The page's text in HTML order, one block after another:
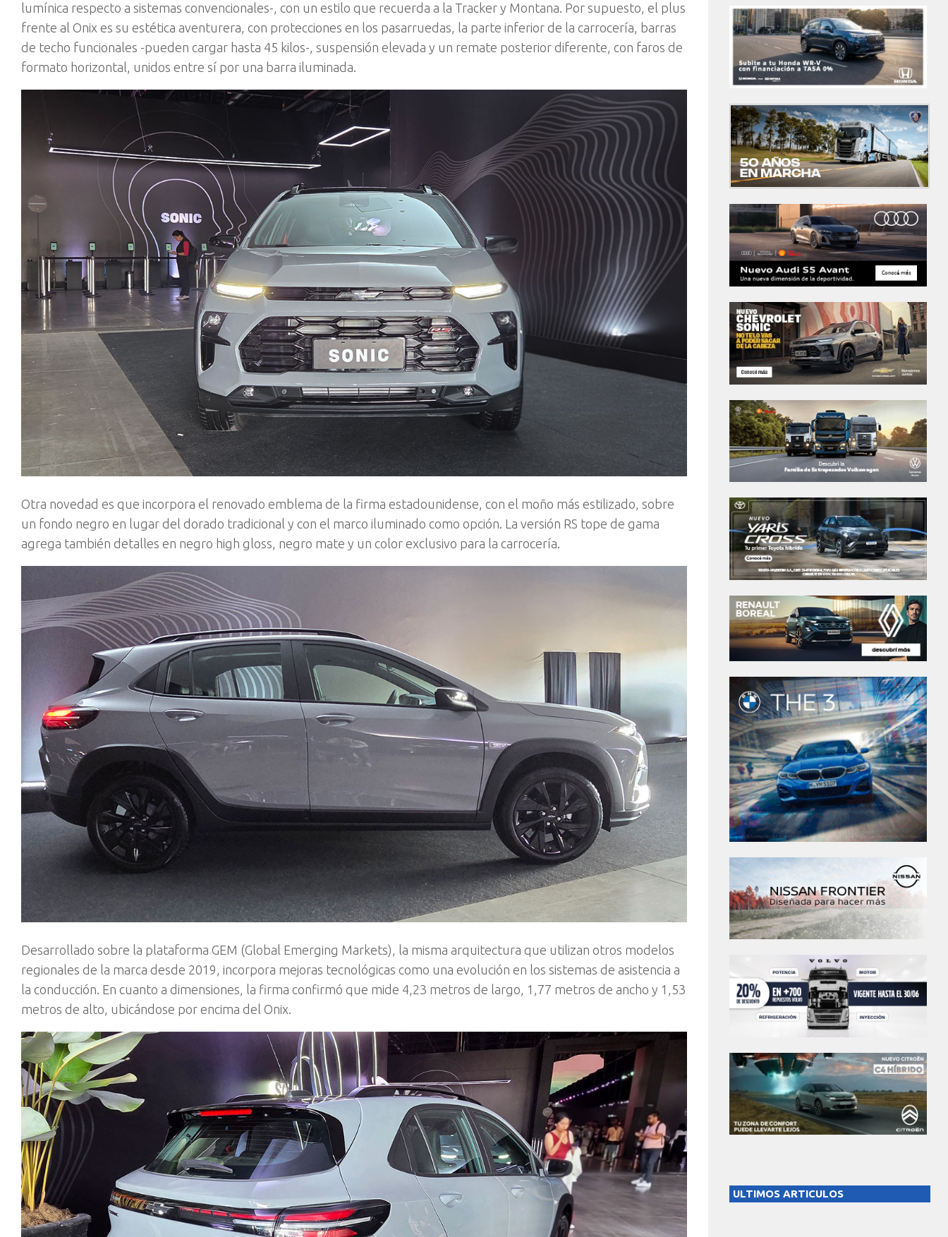
lumínica respecto a sistemas convencionales-, con un estilo que recuerda a la Tracker y Montana. Por supuesto, el plus
frente al Onix es su estética aventurera, con protecciones en los pasarruedas, la parte inferior de la carrocería, barras
de techo funcionales -pueden cargar hasta 45 kilos-, suspensión elevada y un remate posterior diferente, con faros de
formato horizontal, unidos entre sí por una barra iluminada.
Otra novedad es que incorpora el renovado emblema de la firma estadounidense, con el moño más estilizado, sobre
un fondo negro en lugar del dorado tradicional y con el marco iluminado como opción. La versión RS tope de gama
agrega también detalles en negro high gloss, negro mate y un color exclusivo para la carrocería.
Desarrollado sobre la plataforma GEM (Global Emerging Markets), la misma arquitectura que utilizan otros modelos
regionales de la marca desde 2019, incorpora mejoras tecnológicas como una evolución en los sistemas de asistencia a
la conducción. En cuanto a dimensiones, la firma confirmó que mide 4,23 metros de largo, 1,77 metros de ancho y 1,53
metros de alto, ubicándose por encima del Onix.
ULTIMOS ARTICULOS